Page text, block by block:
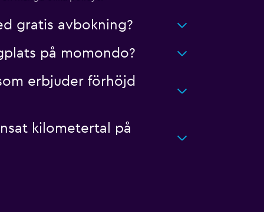
gratis avbokning?
på momondo?
erbjuder förhöjd
kilometertal på